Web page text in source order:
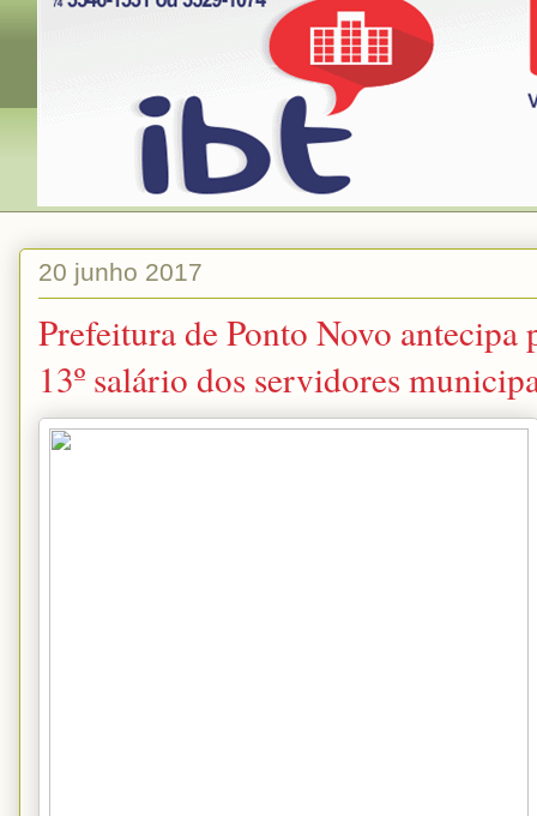
20 junho 2017
Prefeitura de Ponto Novo antecipa
13º salário dos servidores